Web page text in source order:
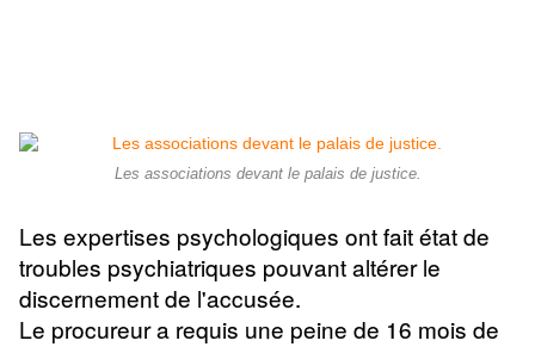
Les associations devant le palais de justice.
Les expertises psychologiques ont fait état de
troubles psychiatriques pouvant altérer le
discernement de l'accusée.
Le procureur a requis une peine de 16 mois de